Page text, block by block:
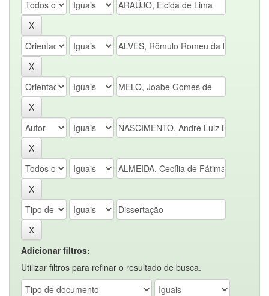
Adicionar filtros:
Utilizar filtros para refinar o resultado de busca.